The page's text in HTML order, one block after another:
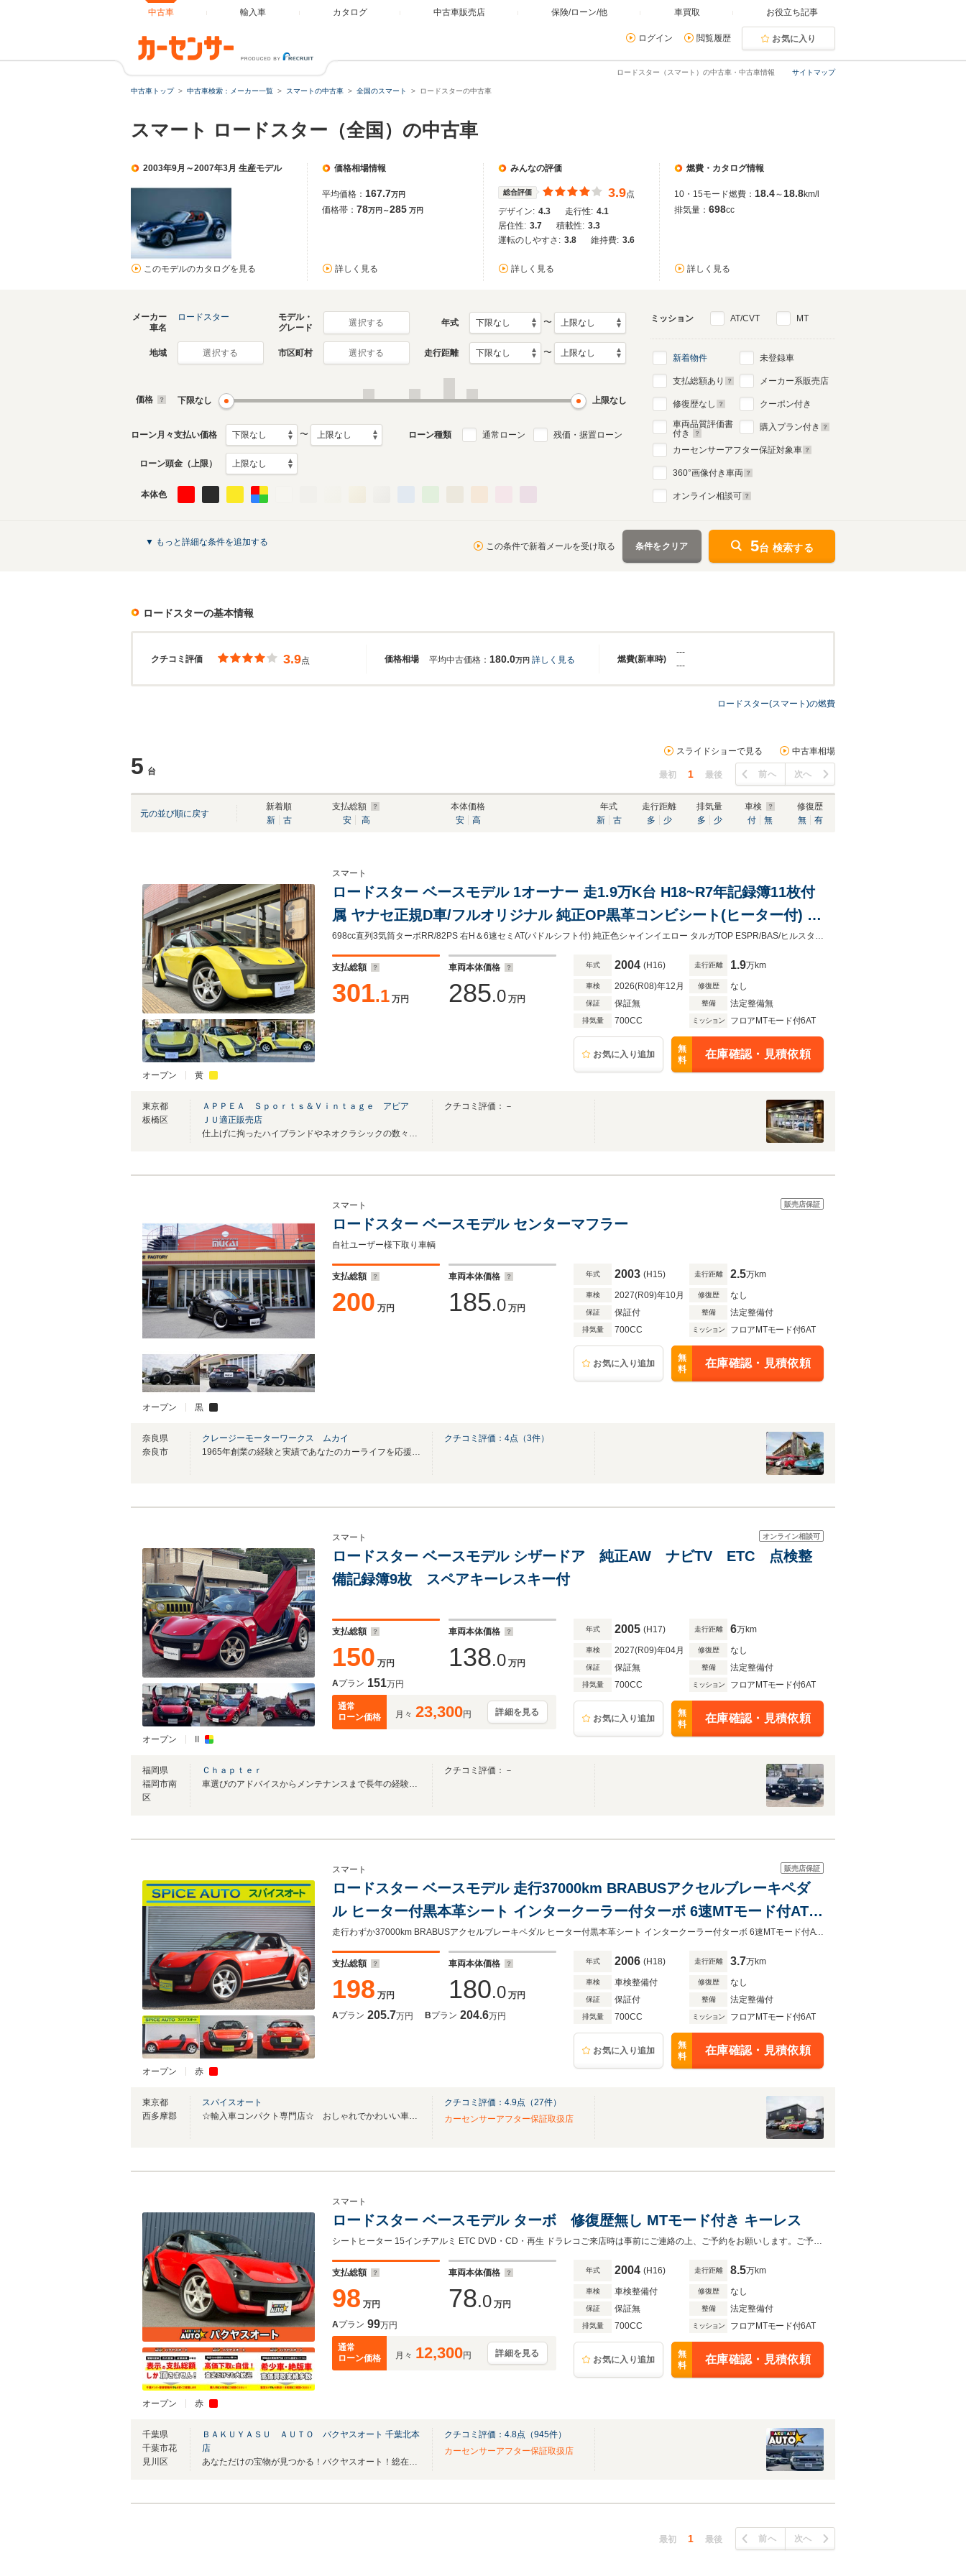
中古車 輸入車 カタログ 中古車販売店 保険/ローン/他 車買取 お役立ち記事
ログイン 閲覧履歴 お気に入り
サイトマップ
ロードスター（スマート）の中古車・中古車情報
中古車トップ 中古車検索：メーカー一覧 スマートの中古車 全国のスマート ロードスターの中古車
スマート ロードスター（全国）の中古車
2003年9月～2007年3月 生産モデル
このモデルのカタログを見る
価格相場情報
平均価格： 167.7万円
価格帯： 78万円～285 万円
詳しく見る
みんなの評価
総合評価 3.9点
デザイン: 4.3 走行性: 4.1
居住性: 3.7 積載性: 3.3
運転のしやすさ: 3.8 維持費: 3.6
詳しく見る
燃費・カタログ情報
10・15モード燃費： 18.4～ 18.8km/l
排気量： 698cc
詳しく見る
メーカー
車名
ロードスター
モデル・
グレード
選択する 年式 〜
地域 選択する 市区町村 選択する 走行距離 〜
価格 下限なし 上限なし
ローン月々支払い価格 〜 ローン種類 通常ローン 残価・据置ローン
ローン頭金（上限）
本体色
ミッション AT/CVT MT
新着物件
支払総額あり
修復歴なし
車両品質評価書
付き
未登録車
メーカー系販売店
クーポン付き
購入プラン付き
カーセンサーアフター保証対象車
360°画像付き車両
オンライン相談可
▼ もっと詳細な条件を追加する この条件で新着メールを受け取る 条件をクリア 5台 検索する
ロードスターの基本情報
クチコミ評価 価格相場 燃費(新車時)
3.9点 平均中古価格： 180.0万円 詳しく見る
---
---
ロードスター(スマート)の燃費
5 台
スライドショーで見る 中古車相場
最初 1 最後 前へ 次へ
元の並び順に戻す
新着順
新
古
支払総額
安
高
本体価格
安
高
年式
新
古
走行距離
多
少
排気量
多
少
車検
付
無
修復歴
無
有
オープン 黄
スマート
ロードスター ベースモデル 1オーナー 走1.9万K台 H18~R7年記録簿11枚付
属 ヤナセ正規D車/フルオリジナル 純正OP黒革コンビシート(ヒーター付) 電
動キャンバスTOP&左右脱着式ルーフフレーム/専用15AW/純正オーディオ/
ロゴFマット/ETC/キーレス
698cc直列3気筒ターボRR/82PS 右H＆6速セミAT(パドルシフト付) 純正色シャインイエロー タルガTOP ESPR/BAS/ヒルスタートアシスト 取説保記/純正Bookケース/三角表示板/事故修復歴無し
支払総額
301.1 万円
車両本体価格
285.0 万円
年式 2004 (H16) 走行距離 1.9万km
車検 2026(R08)年12月 修復歴 なし
保証 保証無 整備 法定整備無
排気量 700CC ミッション フロアMTモード付6AT
お気に入り追加
無
料
在庫確認・見積依頼
東京都
板橋区
ＡＰＰＥＡ Ｓｐｏｒｔｓ＆Ｖｉｎｔａｇｅ アピア
ＪＵ適正販売店
仕上げに拘ったハイブランドやネオクラシックの数々！！
クチコミ評価：－
オープン 黒
販売店保証
スマート
ロードスター ベースモデル センターマフラー
自社ユーザー様下取り車輌
支払総額
200 万円
車両本体価格
185.0 万円
年式 2003 (H15) 走行距離 2.5万km
車検 2027(R09)年10月 修復歴 なし
保証 保証付 整備 法定整備付
排気量 700CC ミッション フロアMTモード付6AT
お気に入り追加
無
料
在庫確認・見積依頼
奈良県
奈良市
クレージーモーターワークス ムカイ
1965年創業の経験と実績であなたのカーライフを応援します。
クチコミ評価： 4点（3件）
オープン
オンライン相談可
スマート
ロードスター ベースモデル シザードア 純正AW ナビTV ETC 点検整
備記録簿9枚 スペアキーレスキー付
支払総額
150 万円
車両本体価格
138.0 万円
Aプラン 151万円
通常
ローン価格
月々 23,300円 詳細を見る
年式 2005 (H17) 走行距離 6万km
車検 2027(R09)年04月 修復歴 なし
保証 保証無 整備 法定整備付
排気量 700CC ミッション フロアMTモード付6AT
お気に入り追加
無
料
在庫確認・見積依頼
福岡県
福岡市南
区
Ｃｈａｐｔｅｒ
車選びのアドバイスからメンテナンスまで長年の経験により素敵なカーライフをサポート
クチコミ評価：－
オープン 赤
販売店保証
スマート
ロードスター ベースモデル 走行37000km BRABUSアクセルブレーキペダ
ル ヒーター付黒本革シート インタークーラー付ターボ 6速MTモード付AT
パドルシフト 電動ソフトトップ
走行わずか37000km BRABUSアクセルブレーキペダル ヒーター付黒本革シート インタークーラー付ターボ 6速MTモード付AT パドルシフト 電動ソフトトップ作動確認済 2024年製造タイヤ
支払総額
198 万円
車両本体価格
180.0 万円
Aプラン 205.7万円 Bプラン 204.6万円
年式 2006 (H18) 走行距離 3.7万km
車検 車検整備付 修復歴 なし
保証 保証付 整備 法定整備付
排気量 700CC ミッション フロアMTモード付6AT
お気に入り追加
無
料
在庫確認・見積依頼
東京都
西多摩郡
スパイスオート
☆輸入車コンパクト専門店☆ おしゃれでかわいい車から実力派のスポーツタイプまで！
クチコミ評価： 4.9点（27件）
カーセンサーアフター保証取扱店
オープン 赤
スマート
ロードスター ベースモデル ターボ 修復歴無し MTモード付き キーレス
シートヒーター 15インチアルミ ETC DVD・CD・再生 ドラレコご来店時は事前にご連絡の上、ご予約をお願いします。ご予約無しの場合、ご案内できない場合もございます。
支払総額
98 万円
車両本体価格
78.0 万円
Aプラン 99万円
通常
ローン価格
月々 12,300円 詳細を見る
年式 2004 (H16) 走行距離 8.5万km
車検 車検整備付 修復歴 なし
保証 保証無 整備 法定整備付
排気量 700CC ミッション フロアMTモード付6AT
お気に入り追加
無
料
在庫確認・見積依頼
千葉県
千葉市花
見川区
ＢＡＫＵＹＡＳＵ ＡＵＴＯ バクヤスオート 千葉北本
店
あなただけの宝物が見つかる！バクヤスオート！総在庫500台以上！希少車・絶版車も！
クチコミ評価： 4.8点（945件）
カーセンサーアフター保証取扱店
最初 1 最後 前へ 次へ